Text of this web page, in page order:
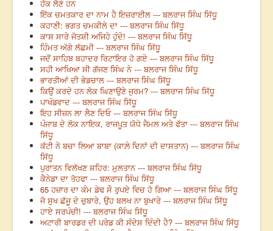
ਹੱਕ ਲੈਣੇ ਹਨ
ਇੱਕ ਚਮਤਕਾਰ ਦਾ ਨਾਮ ਹੈ ਇਜ਼ਰਾਈਲ --- ਬਲਰਾਜ ਸਿੰਘ ਸਿੱਧੂ
ਕਹਾਣੀ: ਭਗਤ ਚਮਕੀਲੇ ਦਾ --- ਬਲਰਾਜ ਸਿੰਘ ਸਿੱਧੂ
ਕਾਸ਼ ਸਾਰੇ ਜੋਤਸ਼ੀ ਅਜਿਹੇ ਹੁੰਦੇ! --- ਬਲਰਾਜ ਸਿੰਘ ਸਿੱਧੂ
ਹਿੰਮਤ ਅੱਗੇ ਲੱਛਮੀ --- ਬਲਰਾਜ ਸਿੰਘ ਸਿੱਧੂ
ਜਦੋਂ ਸਾਹਿਬ ਬਹਾਦਰ ਰਿਟਾਇਰ ਹੋ ਗਏ --- ਬਲਰਾਜ ਸਿੰਘ ਸਿੱਧੂ
ਸਹੀ ਆਖਿਆ ਸੀ ਗੱਜਣ ਸਿੰਘ ਨੇ --- ਬਲਰਾਜ ਸਿੰਘ ਸਿੱਧੂ
ਭਾਰਤੀਆਂ ਦੀ ਭੇਡਚਾਲ --- ਬਲਰਾਜ ਸਿੰਘ ਸਿੱਧੂ
ਕਿਉਂ ਕਰਦੇ ਹਨ ਲੋਕ ਘਿਣਾਉਣੇ ਜੁਰਮ? --- ਬਲਰਾਜ ਸਿੰਘ ਸਿੱਧੂ
ਪਾਖੰਡਵਾਦ --- ਬਲਰਾਜ ਸਿੰਘ ਸਿੱਧੂ
ਇਹ ਸੀਜ਼ਨ ਲਾ ਲੈਣ ਦਿਓ --- ਬਲਰਾਜ ਸਿੰਘ ਸਿੱਧੂ
ਪੰਜਾਬ ਦੇ ਲੋਕ ਨਾਇਕ, ਰਾਜਪੂਤ ਯੋਧੇ ਜੈਮਲ ਅਤੇ ਫੱਤਾ --- ਬਲਰਾਜ ਸਿੰਘ
ਸਿੱਧੂ
ਕੱਟੀ ਨੇ ਬਚਾ ਲਿਆ ਬਾਬਾ (ਕਾਲ਼ੇ ਦਿਨਾਂ ਦੀ ਦਾਸਤਾਨ) --- ਬਲਰਾਜ ਸਿੰਘ
ਸਿੱਧੂ
ਪੁਰਾਤਨ ਵਿਲੱਖਣ ਸ਼ਹਿਰ: ਮੁਲਤਾਨ --- ਬਲਰਾਜ ਸਿੰਘ ਸਿੱਧੂ
ਕੈਨੇਡਾ ਦਾ ਤੋਹਫਾ --- ਬਲਰਾਜ ਸਿੰਘ ਸਿੱਧੂ
65 ਹਜ਼ਾਰ ਦਾ ਕੰਮ ਡੇਢ ਸੌ ਰੁਪਏ ਵਿਚ ਹੋ ਗਿਆ --- ਬਲਰਾਜ ਸਿੰਘ ਸਿੱਧੂ
ਜੋ ਸੁਖ ਛੱਜੂ ਦੇ ਚੁਬਾਰੇ, ਉਹ ਬਲਖ ਨਾ ਬੁਖਾਰੇ --- ਬਲਰਾਜ ਸਿੰਘ ਸਿੱਧੂ
ਹਾਏ ਸਰਪੰਚੀ! --- ਬਲਰਾਜ ਸਿੰਘ ਸਿੱਧੂ
ਅਟਾਰੀ ਬਾਰਡਰ ਦੀ ਪਰੇਡ ਕੀ ਸੰਦੇਸ਼ ਦਿੰਦੀ ਹੈ? --- ਬਲਰਾਜ ਸਿੰਘ ਸਿੱਧੂ